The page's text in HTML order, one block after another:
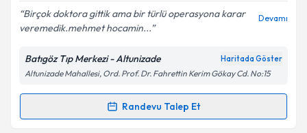
Birçok doktora gittik ama bir türlü operasyona karar
veremedik.mehmet hocamin...
Devamı
Batıgöz Tıp Merkezi - Altunizade Haritada Göster
Altunizade Mahallesi, Ord. Prof. Dr. Fahrettin Kerim Gökay Cd. No:15
Randevu Talep Et
Randevu Takvimi Talebi